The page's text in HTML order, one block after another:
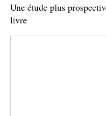
Une étude plus
livre